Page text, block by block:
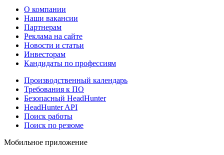
О компании
Наши вакансии
Партнерам
Реклама на сайте
Новости и статьи
Инвесторам
Кандидаты по профессиям
Производственный календарь
Требования к ПО
Безопасный HeadHunter
HeadHunter API
Поиск работы
Поиск по резюме
Мобильное приложение